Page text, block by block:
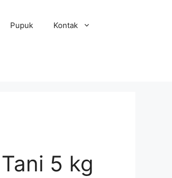
Pupuk Kontak
5 kg